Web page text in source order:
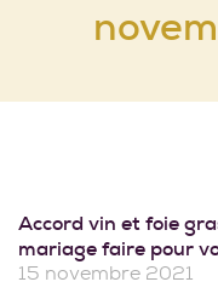
Accord vin et foie
mariage faire pour
15 novembre 2021